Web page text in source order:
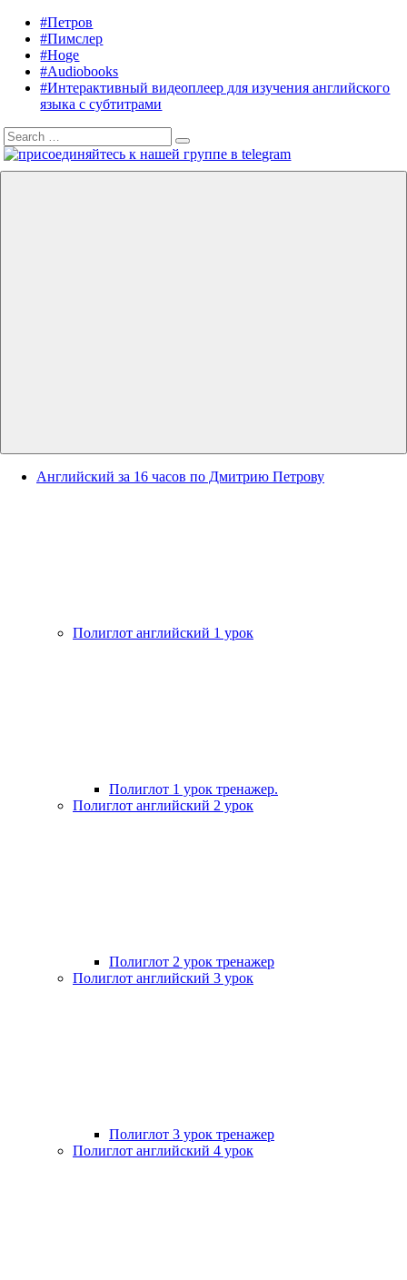
content
Listening
English
Audiobooks
English,
Petrov
English
#Петров
#Пимслер
#Hoge
#Audiobooks
#Интерактивный видеоплеер для изучения английского
языка с субтитрами
Search
for:
Search
Английский за 16 часов по Дмитрию Петрову
Полиглот английский 1 урок
Полиглот 1 урок тренажер.
Полиглот английский 2 урок
Полиглот 2 урок тренажер
Полиглот английский 3 урок
Полиглот 3 урок тренажер
Полиглот английский 4 урок